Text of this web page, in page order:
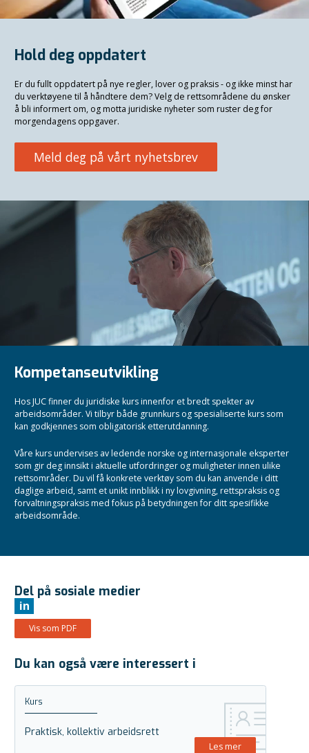
Hold deg oppdatert
Er du fullt oppdatert på nye regler, lover og praksis - og ikke minst har
du verktøyene til å håndtere dem? Velg de rettsområdene du ønsker
å bli informert om, og motta juridiske nyheter som ruster deg for
morgendagens oppgaver.
Meld deg på vårt nyhetsbrev
Kompetanseutvikling
Hos JUC finner du juridiske kurs innenfor et bredt spekter av
arbeidsområder. Vi tilbyr både grunnkurs og spesialiserte kurs som
kan godkjennes som obligatorisk etterutdanning.
Våre kurs undervises av ledende norske og internasjonale eksperter
som gir deg innsikt i aktuelle utfordringer og muligheter innen ulike
rettsområder. Du vil få konkrete verktøy som du kan anvende i ditt
daglige arbeid, samt et unikt innblikk i ny lovgivning, rettspraksis og
forvaltningspraksis med fokus på betydningen for ditt spesifikke
arbeidsområde.
Del på sosiale medier
in
Vis som PDF
Du kan også være interessert i
Kurs
Praktisk, kollektiv arbeidsrett
Les mer